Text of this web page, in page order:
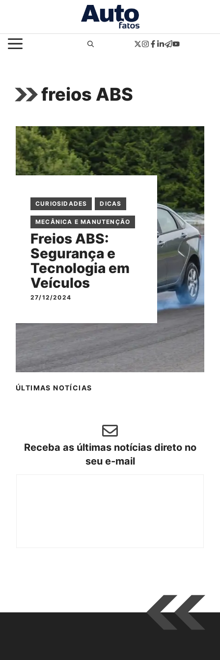
o
conteúdoMENU
freios ABS
CURIOSIDADES DICAS
MECÂNICA E MANUTENÇÃO
Freios ABS:
Segurança e
Tecnologia em
Veículos
27/12/2024
ÚLTIMAS NOTÍCIAS
Receba as últimas notícias direto no
seu e-mail